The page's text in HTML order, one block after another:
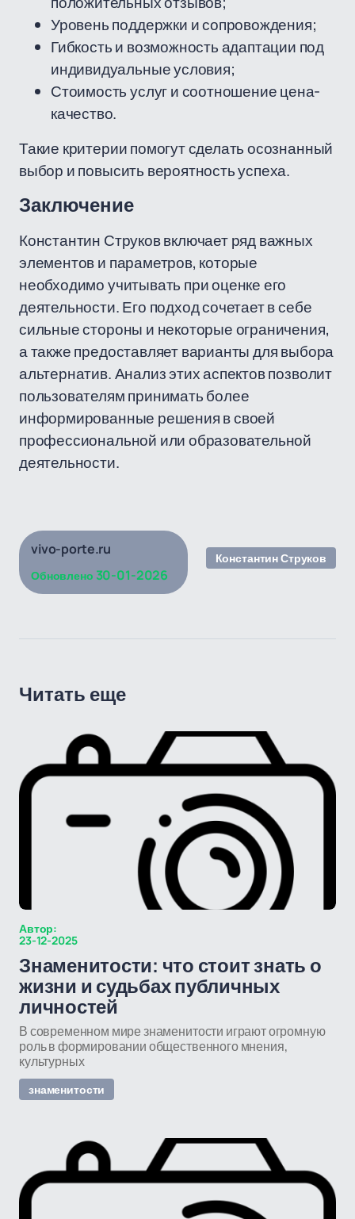
Уровень поддержки и сопровождения;
Гибкость и возможность адаптации под
индивидуальные условия;
Стоимость услуг и соотношение цена-
качество.
Такие критерии помогут сделать осознанный
выбор и повысить вероятность успеха.
Заключение
Константин Струков включает ряд важных
элементов и параметров, которые
необходимо учитывать при оценке его
деятельности. Его подход сочетает в себе
сильные стороны и некоторые ограничения,
а также предоставляет варианты для выбора
альтернатив. Анализ этих аспектов позволит
пользователям принимать более
информированные решения в своей
профессиональной или образовательной
деятельности.
vivo-porte.ru
Обновлено 30-01-2026
Константин Струков
Читать еще
Автор:
23-12-2025
Знаменитости: что стоит знать о
жизни и судьбах публичных
личностей
В современном мире знаменитости играют огромную
роль в формировании общественного мнения,
культурных
знаменитости